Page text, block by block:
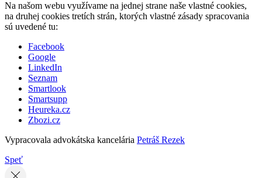
Na našom webu využívame na jednej strane naše vlastné cookies,
na druhej cookies tretích strán, ktorých vlastné zásady spracovania
sú uvedené tu:
Facebook
Google
LinkedIn
Seznam
Smartlook
Smartsupp
Heureka.cz
Zbozi.cz
Vypracovala advokátska kancelária Petráš Rezek
Speť